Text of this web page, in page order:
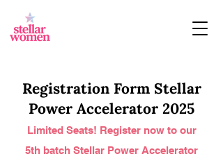
Registration Form Stellar
Power Accelerator 2025
Limited Seats! Register now to our
5th batch Stellar Power Accelerator